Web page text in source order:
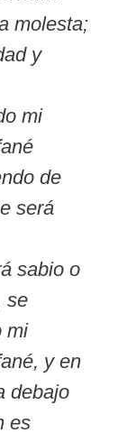
molesta;
y
mi
de
será
sabio o
se
mi
y en
debajo
es